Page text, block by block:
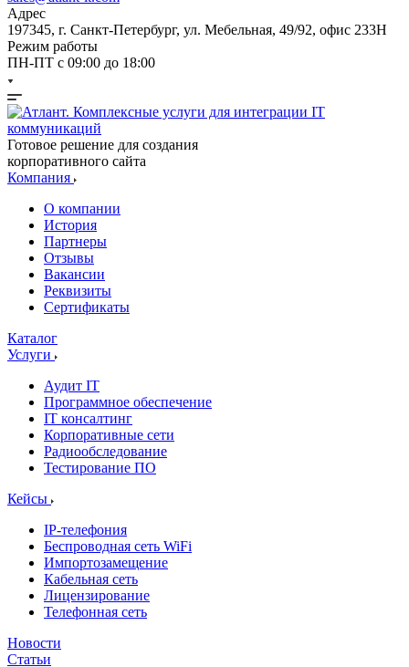
Адрес
197345, г. Санкт-Петербург, ул. Мебельная, 49/92, офис 233Н
Режим работы
ПН-ПТ с 09:00 до 18:00
Готовое решение для создания
корпоративного сайта
Компания
О компании
История
Партнеры
Отзывы
Вакансии
Реквизиты
Сертификаты
Каталог
Услуги
Аудит IT
Программное обеспечение
IT консалтинг
Корпоративные сети
Радиообследование
Тестирование ПО
Кейсы
IP-телефония
Беспроводная сеть WiFi
Импортозамещение
Кабельная сеть
Лицензирование
Телефонная сеть
Новости
Статьи